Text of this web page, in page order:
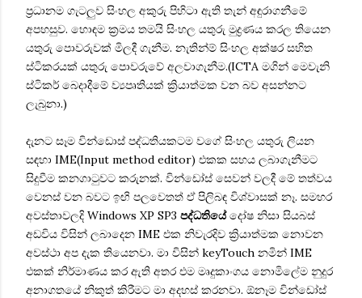
ප්‍රධානම ගැටලුව සිංහල අකුරු පිහිටා ඇති තැන් අඳුරාගනීමේ
අපහසුව. හොඳම ක්‍රමය තමයි සිංහල යතුරු මුද්‍රණය කරල තියෙන
යතුරු පොවරුවක් මිලදී ගැනීම. නැතින්ම් සිංහල අක්ෂර සහිත
ස්ටිකරයක් යතුරු පොවරුවේ අලවාගැනීම.(ICTA මගින් මෙවැනි
ස්ටිකර් බෙදාදීමේ ව්‍යපෘතියක් ක්‍රියාත්මක වන බව අසන්නට
ලැබුනා.)
දැනට සෑම වින්ඩොස් පද්ධතියකටම වගේ සිංහල යතුරු ලියන
සඳහා IME(Input method editor) එකක සහය ලබාගැනීමට
සිදුවීම කනගාටුවට කරුනක්. වින්ඩෝස් සෙවන් වලදී මේ තත්වය
වෙනස් වන බවට ‍ඉඟි පල‍වෙතත් ඒ පිලිබඳ විශ්වාසක් නෑ. සමහර
අවස්තාවලදි Windows XP SP3 පද්ධතියේදෝෂ නිසා සියබස්
අඩවිය විසින් ලබාදෙන IME එක නිවැරදිව ක්‍රියාත්මක නොවන
අවස්ථා අප දැක තියෙනවා. මා විසින් keyTouch නමින් IME
එකක් නිර්මාණය කර ඇති අතර එම මෘදුකාංගය නොමිලේම නුදුර
අනාගතයේ නිකුත් කිරීමට මා අදහස් කරනවා. ඕනෑම වින්ඩෝස්